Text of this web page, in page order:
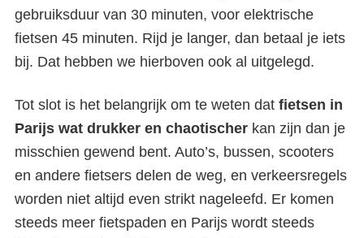
gebruiksduur van 30 minuten, voor elektrische
fietsen 45 minuten. Rijd je langer, dan betaal je iets
bij. Dat hebben we hierboven ook al uitgelegd.
Tot slot is het belangrijk om te weten dat fietsen in
Parijs wat drukker en chaotischer kan zijn dan je
misschien gewend bent. Auto’s, bussen, scooters
en andere fietsers delen de weg, en verkeersregels
worden niet altijd even strikt nageleefd. Er komen
steeds meer fietspaden en Parijs wordt steeds